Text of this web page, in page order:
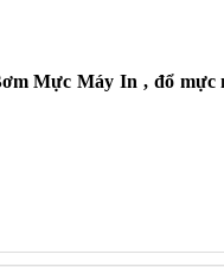
Mực Máy In , đổ mực